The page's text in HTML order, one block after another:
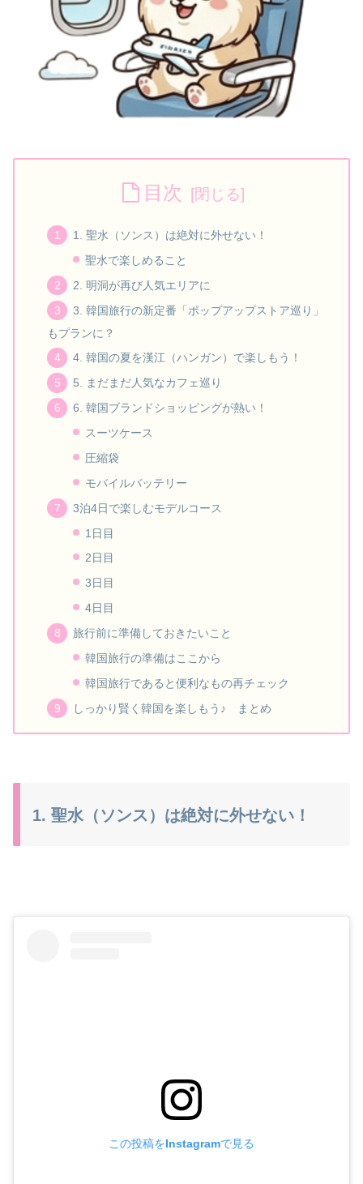
目次
1. 聖水（ソンス）は絶対に外せない！
聖水で楽しめること
2. 明洞が再び人気エリアに
3. 韓国旅行の新定番「ポップアップストア巡り」
もプランに？
4. 韓国の夏を漢江（ハンガン）で楽しもう！
5. まだまだ人気なカフェ巡り
6. 韓国ブランドショッピングが熱い！
スーツケース
圧縮袋
モバイルバッテリー
3泊4日で楽しむモデルコース
1日目
2日目
3日目
4日目
旅行前に準備しておきたいこと
韓国旅行の準備はここから
韓国旅行であると便利なもの再チェック
しっかり賢く韓国を楽しもう♪ まとめ
1. 聖水（ソンス）は絶対に外せない！
この投稿をInstagramで見る